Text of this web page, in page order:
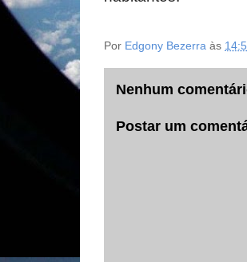
Por Edgony Bezerra às
Nenhum
Postar um